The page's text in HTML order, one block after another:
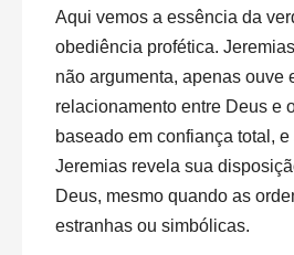
Aqui vemos a essência da
obediência profética.
não argumenta, apenas ouve
relacionamento entre Deus e
baseado em confiança total,
Jeremias revela sua
Deus, mesmo quando as
estranhas ou simbólicas.